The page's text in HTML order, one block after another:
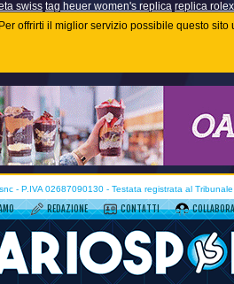
swiss tag heuer women's replica replica
Per offrirti il miglior servizio possibile questo
- P.IVA 02687090130 - Testata registrata al
REDAZIONE CONTATTI